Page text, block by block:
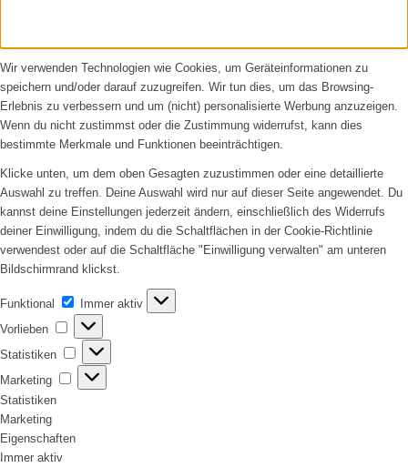
Wir verwenden Technologien wie Cookies, um Geräteinformationen zu
speichern und/oder darauf zuzugreifen. Wir tun dies, um das Browsing-
Erlebnis zu verbessern und um (nicht) personalisierte Werbung anzuzeigen.
Wenn du nicht zustimmst oder die Zustimmung widerrufst, kann dies
bestimmte Merkmale und Funktionen beeinträchtigen.
Klicke unten, um dem oben Gesagten zuzustimmen oder eine detaillierte
Auswahl zu treffen. Deine Auswahl wird nur auf dieser Seite angewendet. Du
kannst deine Einstellungen jederzeit ändern, einschließlich des Widerrufs
deiner Einwilligung, indem du die Schaltflächen in der Cookie-Richtlinie
verwendest oder auf die Schaltfläche "Einwilligung verwalten" am unteren
Bildschirmrand klickst.
Funktional Funktional
Immer aktiv
Vorlieben
Vorlieben
Statistiken Statistiken
Marketing
Marketing
Statistiken
Marketing
Eigenschaften
Immer aktiv